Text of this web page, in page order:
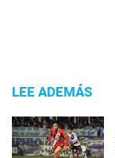
LEE ADEMÁS